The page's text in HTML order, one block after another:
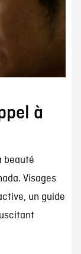
à
beauté
Visages
un guide